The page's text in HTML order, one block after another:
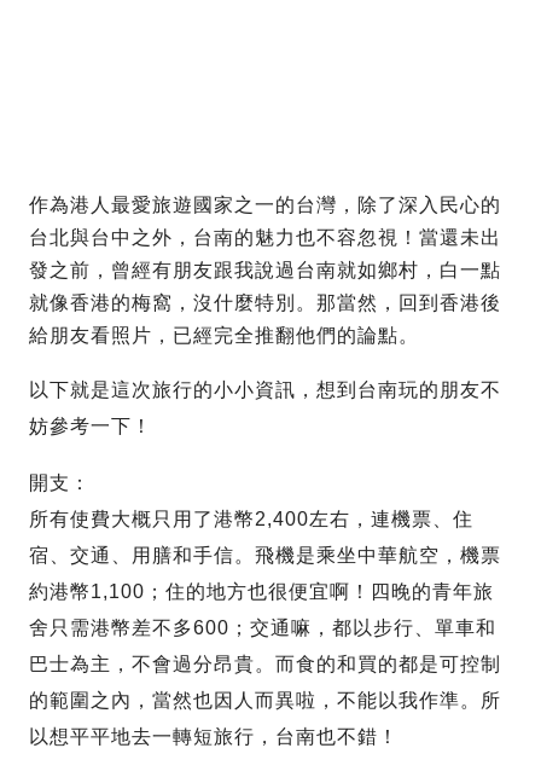
作為港人最愛旅遊國家之一的台灣，除了深入民心的
台北與台中之外，台南的魅力也不容忽視！當還未出
發之前，曾經有朋友跟我說過台南就如鄉村，白一點
就像香港的梅窩，沒什麼特別。那當然，回到香港後
給朋友看照片，已經完全推翻他們的論點。
以下就是這次旅行的小小資訊，想到台南玩的朋友不
妨參考一下！
開支：
所有使費大概只用了港幣2,400左右，連機票、住
宿、交通、用膳和手信。飛機是乘坐中華航空，機票
約港幣1,100；住的地方也很便宜啊！四晚的青年旅
舍只需港幣差不多600；交通嘛，都以步行、單車和
巴士為主，不會過分昂貴。而食的和買的都是可控制
的範圍之內，當然也因人而異啦，不能以我作準。所
以想平平地去一轉短旅行，台南也不錯！